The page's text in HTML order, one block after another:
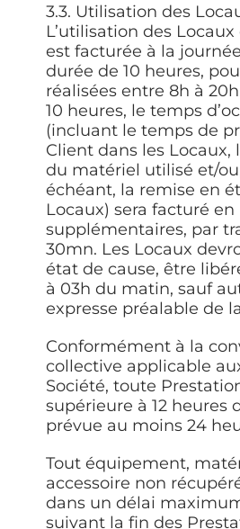
3.3. Utilisation des
L’utilisation des
est facturée à la
durée de 10 heures,
réalisées entre 8h à
10 heures, le temps
(incluant le temps de
Client dans les Locaux,
du matériel utilisé et/
échéant, la remise en
Locaux) sera facturé en
supplémentaires, par
30mn. Les Locaux
état de cause, être
à 03h du matin, sauf
expresse préalable de
Conformément à la
collective applicable
Société, toute
supérieure à 12 heures
prévue au moins 24
Tout équipement,
accessoire non
dans un délai
suivant la fin des